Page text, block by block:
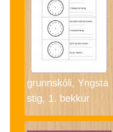
grunnskóli, Yngsta
stig, 1. bekkur